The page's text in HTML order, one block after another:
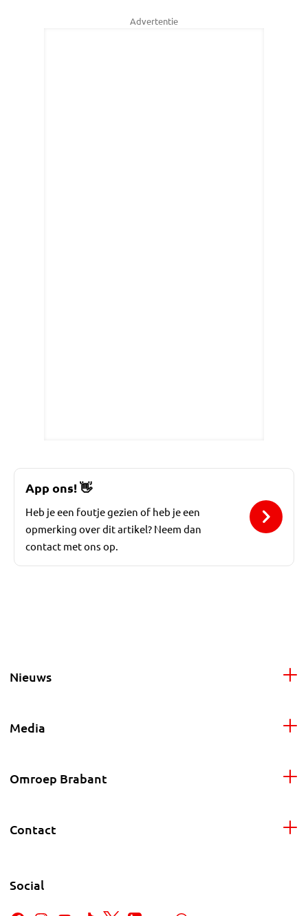
Advertentie
App ons! 👋
Heb je een foutje gezien of heb je een
opmerking over dit artikel? Neem dan
contact met ons op.
Nieuws
Media
Omroep Brabant
Contact
Social